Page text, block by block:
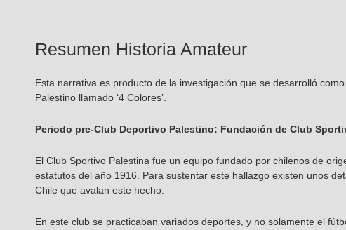
Resumen Historia Amateur
Esta narrativa es producto de la investigación que se desarrolló
Palestino llamado ‘4 Colores’.
Periodo pre-Club Deportivo Palestino: Fundación de Club
El Club Sportivo Palestina fue un equipo fundado por chilenos de
estatutos del año 1916. Para sustentar este hallazgo existen unos
Chile que avalan este hecho.
En este club se practicaban variados deportes, y no solamente el